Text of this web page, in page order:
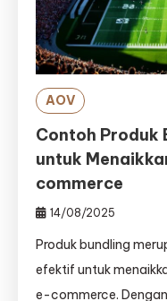
AOV
Contoh Produk
untuk
commerce
14/08/2025
Produk bundling
efektif untuk
e-commerce.